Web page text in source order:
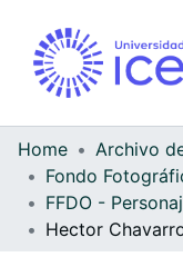
Home
Hector